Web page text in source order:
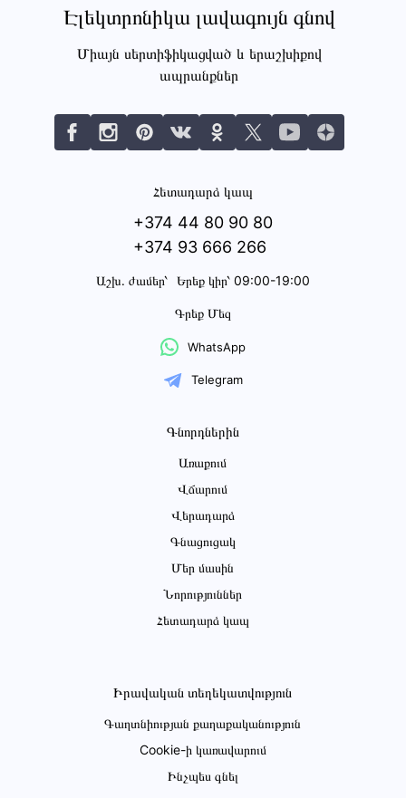
Էլեկտրոնիկա լավագույն գնով
Միայն սերտիֆիկացված և երաշխիքով
ապրանքներ
Հետադարձ կապ
+374 44 80 90 80
+374 93 666 266
Աշխ․ ժամեր՝ Երեք կիր՝ 09:00-19:00
Գրեք Մեզ
WhatsApp
Telegram
Գնորդներին
Առաքում
Վճարում
Վերադարձ
Գնացուցակ
Մեր մասին
Նորություններ
Հետադարձ կապ
Իրավական տեղեկատվություն
Գաղտնիության քաղաքականություն
Cookie-ի կառավարում
Ինչպես գնել